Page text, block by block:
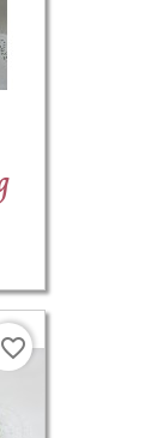
favorite_border